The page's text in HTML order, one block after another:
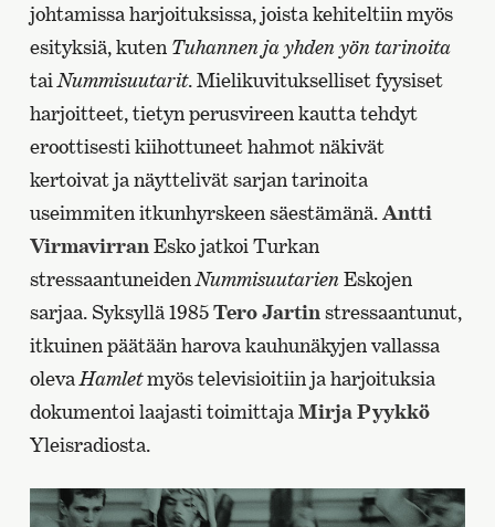
johtamissa harjoituksissa, joista kehiteltiin myös
esityksiä, kuten Tuhannen ja yhden yön tarinoita
tai Nummisuutarit. Mielikuvitukselliset fyysiset
harjoitteet, tietyn perusvireen kautta tehdyt
eroottisesti kiihottuneet hahmot näkivät
kertoivat ja näyttelivät sarjan tarinoita
useimmiten itkunhyrskeen säestämänä.Antti
Virmavirran Esko jatkoi Turkan
stressaantuneiden NummisuutarienEskojen
sarjaa. Syksyllä 1985Tero Jartin stressaantunut,
itkuinen päätään harova kauhunäkyjen vallassa
oleva Hamletmyös televisioitiin ja harjoituksia
dokumentoi laajasti toimittajaMirja Pyykkö
Yleisradiosta.